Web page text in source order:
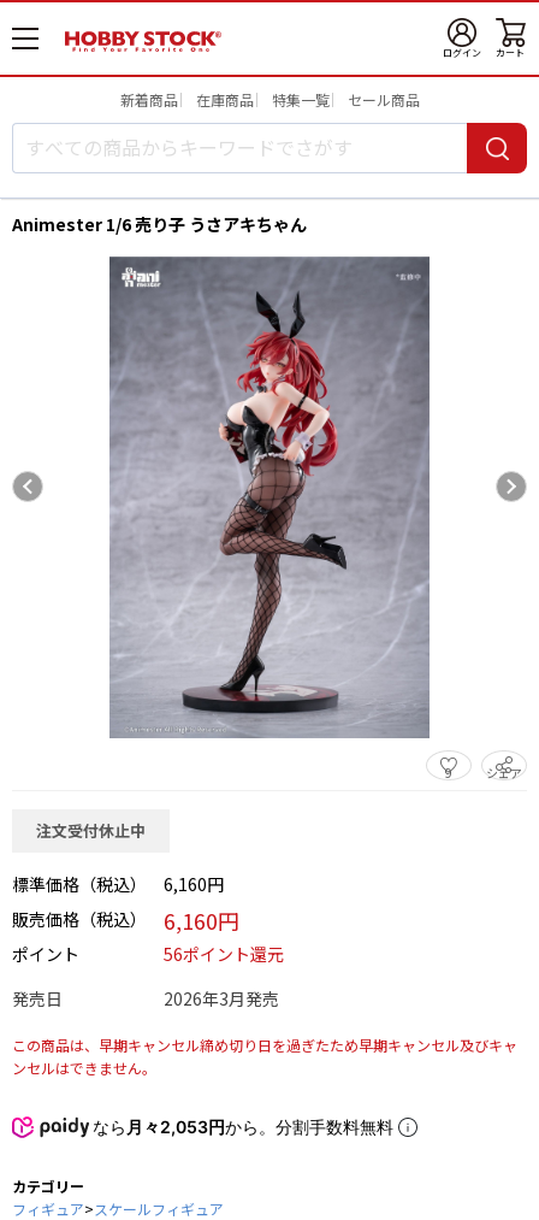
メ
ニ
開
ログイン カート
新着商品 在庫商品 特集一覧 セール商品
Animester 1/6 売り子 うさアキちゃん
9 シェア
この商品をシェアする
注文受付休止中
標準価格（税込）
6,160円
販売価格（税込）
6,160円
ポイント
56ポイント還元
発売日
2026年3月発売
この商品は、早期キャンセル締め切り日を過ぎたため早期キャンセル及びキャ
ンセルはできません。
なら 月々2,053円から。分割手数料無料
カテゴリー
フィギュア>スケールフィギュア